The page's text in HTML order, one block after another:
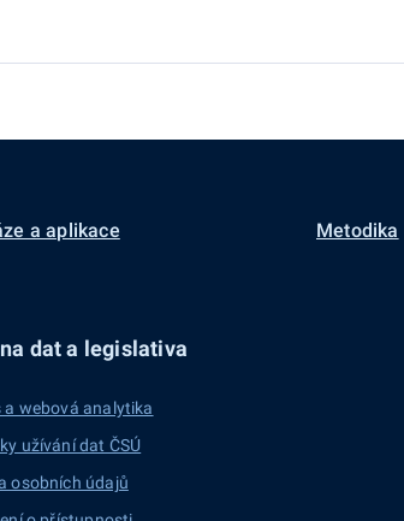
a aplikace Metodika
dat a legislativa
a webová analytika
užívání dat ČSÚ
osobních údajů